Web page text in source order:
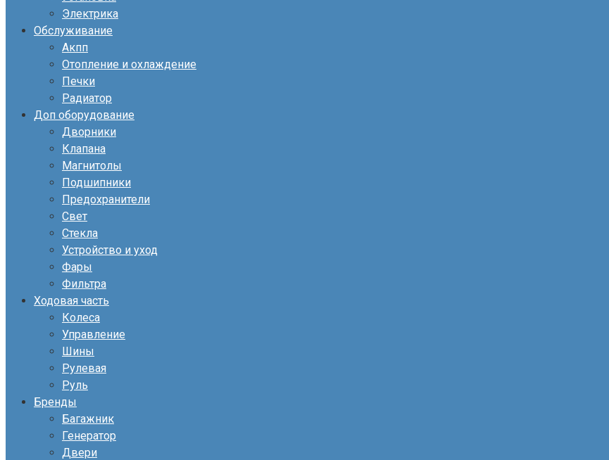
Электрика
Обслуживание
Акпп
Отопление и охлаждение
Печки
Радиатор
Доп оборудование
Дворники
Клапана
Магнитолы
Подшипники
Предохранители
Свет
Стекла
Устройство и уход
Фары
Фильтра
Ходовая часть
Колеса
Управление
Шины
Рулевая
Руль
Бренды
Багажник
Генератор
Двери